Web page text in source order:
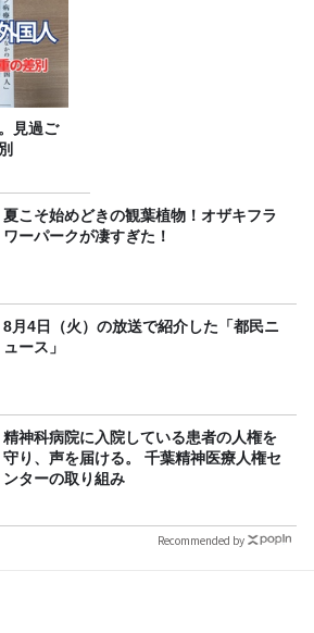
見過ご
夏こそ始めどきの観葉植物！オザキフラ
ワーパークが凄すぎた！
8月4日（火）の放送で紹介した「都民ニ
ュース」
精神科病院に入院している患者の人権を
守り、声を届ける。 千葉精神医療人権セ
ンターの取り組み
Recommended by